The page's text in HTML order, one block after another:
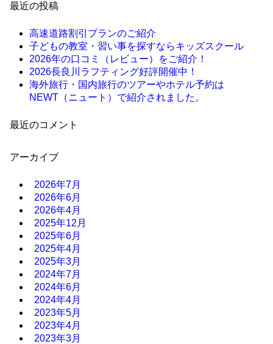
最近の投稿
高速道路割引プランのご紹介
子どもの教室・習い事を探すならキッズスクール
2026年の口コミ（レビュー）をご紹介！
2026長良川ラフティング好評開催中！
海外旅行・国内旅行のツアーやホテル予約は
NEWT（ニュート）で紹介されました。
最近のコメント
アーカイブ
2026年7月
2026年6月
2026年4月
2025年12月
2025年6月
2025年4月
2025年3月
2024年7月
2024年6月
2024年4月
2023年5月
2023年4月
2023年3月